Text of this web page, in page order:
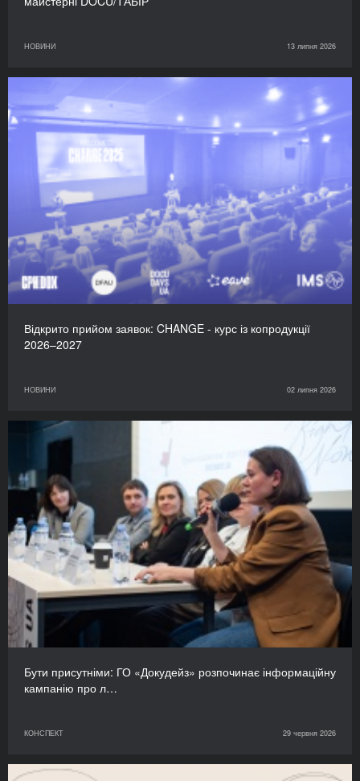
НОВИНИ 13 липня 2026
Відкрито прийом заявок: CHANGE - курс із копродукції
2026–2027
НОВИНИ 02 липня 2026
Бути присутніми: ГО «Докудейз» розпочинає інформаційну
кампанію про л…
КОНСПЕКТ 29 червня 2026